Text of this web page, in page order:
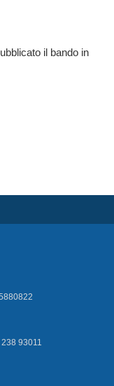
il bando in
93011